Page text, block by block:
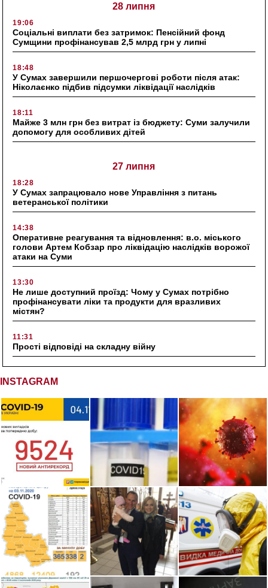
28 липня
19:06
Соціальні виплати без затримок: Пенсійний фонд
Сумщини профінансував 2,5 млрд грн у липні
18:48
У Сумах завершили першочергові роботи після атак:
Ніколаєнко підбив підсумки ліквідації наслідків
18:11
Майже 3 млн грн без витрат із бюджету: Суми залучили
допомогу для особливих дітей
27 липня
18:28
У Сумах запрацювало нове Управління з питань
ветеранської політики
14:38
Оперативне реагування та відновлення: в.о. міського
голови Артем Кобзар про ліквідацію наслідків ворожої
атаки на Суми
13:30
Не лише доступний проїзд: Чому у Сумах потрібно
профінансувати ліки та продукти для вразливих
містян?
11:31
Прості відповіді на складну війну
INSTAGRAM